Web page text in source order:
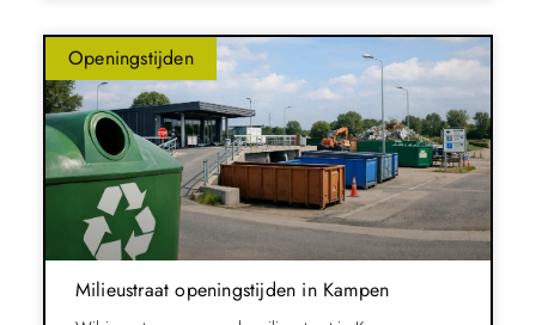
Openingstijden
Milieustraat openingstijden in Kampen